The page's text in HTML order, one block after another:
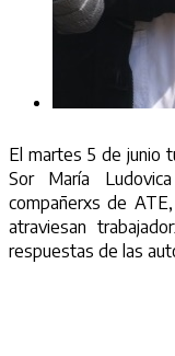
El martes 5 de junio
Sor María
compañerxs de
atraviesan
respuestas de las